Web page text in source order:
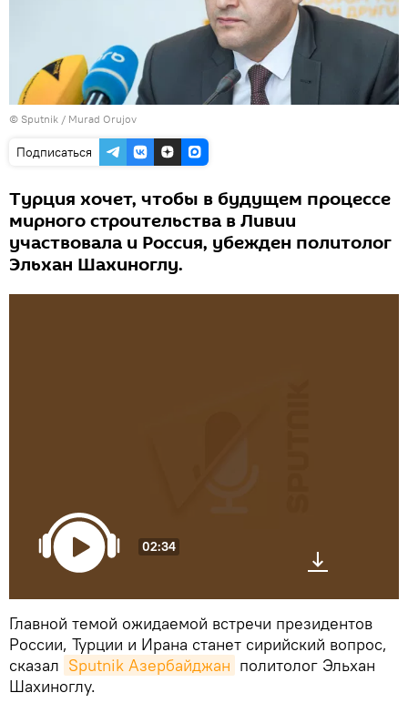
© Sputnik / Murad Orujov
Подписаться
Турция хочет, чтобы в будущем процессе
мирного строительства в Ливии
участвовала и Россия, убежден политолог
Эльхан Шахиноглу.
02:34
Главной темой ожидаемой встречи президентов
России, Турции и Ирана станет сирийский вопрос,
сказал Sputnik Азербайджан политолог Эльхан
Шахиноглу.